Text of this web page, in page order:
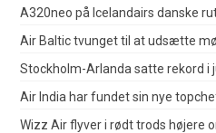
A320neo på Icelandairs danske
Air Baltic tvunget til at udsætte
Stockholm-Arlanda satte rekord i
Air India har fundet sin nye
Wizz Air flyver i rødt trods højere